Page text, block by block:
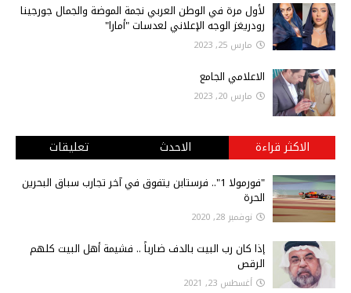
لأول مرة في الوطن العربي نجمة الموضة والجمال جورجينا
رودريغز الوجه الإعلاني لعدسات "أمارا"
مارس 25, 2023
الاعلامي الجامع
مارس 20, 2023
الاكثر قراءة الاحدث تعليقات
"فورمولا 1".. فرستابن يتفوق في آخر تجارب سباق البحرين
الحرة
نوفمبر 28, 2020
إذا كان رب البيت بالدف ضارباً .. فشيمة أهل البيت كلهم
الرقص
أغسطس 23, 2021